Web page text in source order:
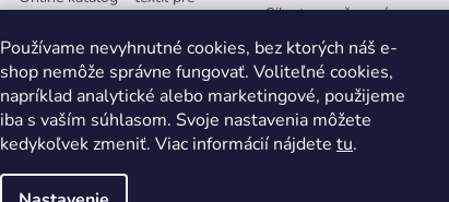
Používame nevyhnutné cookies, bez ktorých náš e-
shop nemôže správne fungovať. Voliteľné cookies,
napríklad analytické alebo marketingové, použijeme
iba s vaším súhlasom. Svoje nastavenia môžete
kedykoľvek zmeniť. Viac informácií nájdete tu.
Najčastejšie používané
písmená
Farby-CMYK
Farby-RGB
Siluety pre časovú os